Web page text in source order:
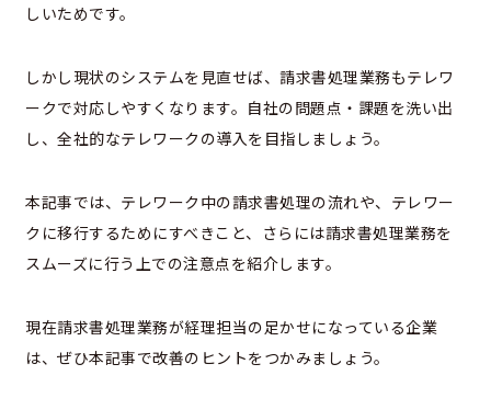
しいためです。
しかし現状のシステムを見直せば、請求書処理業務もテレワ
ークで対応しやすくなります。自社の問題点・課題を洗い出
し、全社的なテレワークの導入を目指しましょう。
本記事では、テレワーク中の請求書処理の流れや、テレワー
クに移行するためにすべきこと、さらには請求書処理業務を
スムーズに行う上での注意点を紹介します。
現在請求書処理業務が経理担当の足かせになっている企業
は、ぜひ本記事で改善のヒントをつかみましょう。